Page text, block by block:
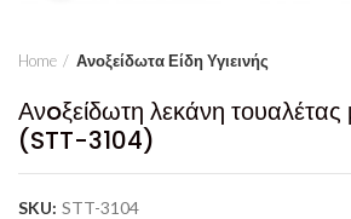
Home Ανοξείδωτα Είδη Υγιεινής
Ανoξείδωτη λεκάνη τουαλέτας
(STT-3104)
SKU: STT-3104